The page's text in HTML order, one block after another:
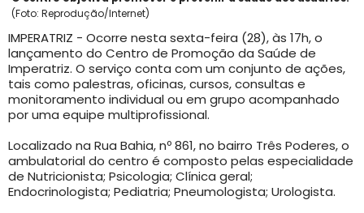
(Foto: Reprodução/Internet)
IMPERATRIZ - Ocorre nesta sexta-feira (28), às 17h, o
lançamento do Centro de Promoção da Saúde de
Imperatriz. O serviço conta com um conjunto de ações,
tais como palestras, oficinas, cursos, consultas e
monitoramento individual ou em grupo acompanhado
por uma equipe multiprofissional.
Localizado na Rua Bahia, nº 861, no bairro Três Poderes, o
ambulatorial do centro é composto pelas especialidade
de Nutricionista; Psicologia; Clínica geral;
Endocrinologista; Pediatria; Pneumologista; Urologista.